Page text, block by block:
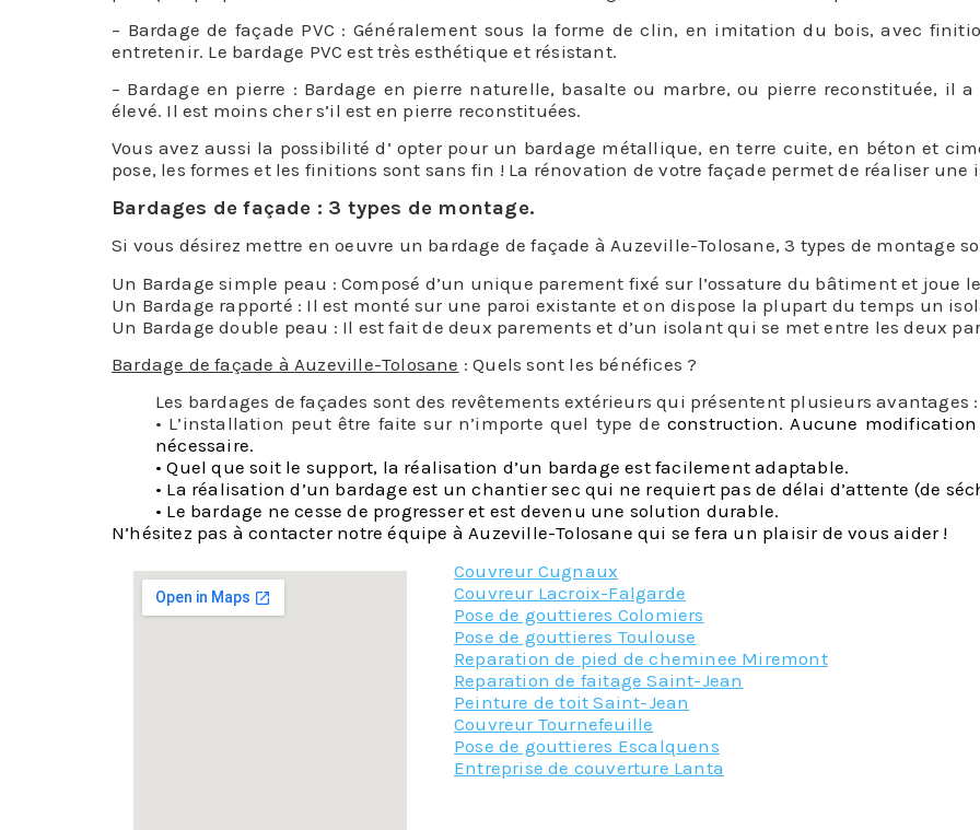
– Bardage de façade PVC : Généralement sous la forme de clin, en imitation du bois, avec
entretenir. Le bardage PVC est très esthétique et résistant.
– Bardage en pierre : Bardage en pierre naturelle, basalte ou marbre, ou pierre reconstituée,
élevé. Il est moins cher s’il est en pierre reconstituées.
Vous avez aussi la possibilité d’ opter pour un bardage métallique, en terre cuite, en béton et
pose, les formes et les finitions sont sans fin ! La rénovation de votre façade permet de réaliser une
Bardages de façade : 3 types de montage.
Si vous désirez mettre en oeuvre un bardage de façade à Auzeville-Tolosane, 3 types de montage
Un Bardage simple peau : Composé d’un unique parement fixé sur l’ossature du bâtiment et joue
Un Bardage rapporté : Il est monté sur une paroi existante et on dispose la plupart du temps un
Un Bardage double peau : Il est fait de deux parements et d’un isolant qui se met entre les deux
Bardage de façade à Auzeville-Tolosane : Quels sont les bénéfices ?
Les bardages de façades sont des revêtements extérieurs qui présentent plusieurs avantages :
• L’installation peut être faite sur n’importe quel type de construction. Aucune modificatio
nécessaire.
• Quel que soit le support, la réalisation d’un bardage est facilement adaptable.
• La réalisation d’un bardage est un chantier sec qui ne requiert pas de délai d’attente (de
• Le bardage ne cesse de progresser et est devenu une solution durable.
N’hésitez pas à contacter notre équipe à Auzeville-Tolosane qui se fera un plaisir de vous aider !
Couvreur Cugnaux
Couvreur Lacroix-Falgarde
Pose de gouttieres Colomiers
Pose de gouttieres Toulouse
Reparation de pied de cheminee Miremont
Reparation de faitage Saint-Jean
Peinture de toit Saint-Jean
Couvreur Tournefeuille
Pose de gouttieres Escalquens
Entreprise de couverture Lanta